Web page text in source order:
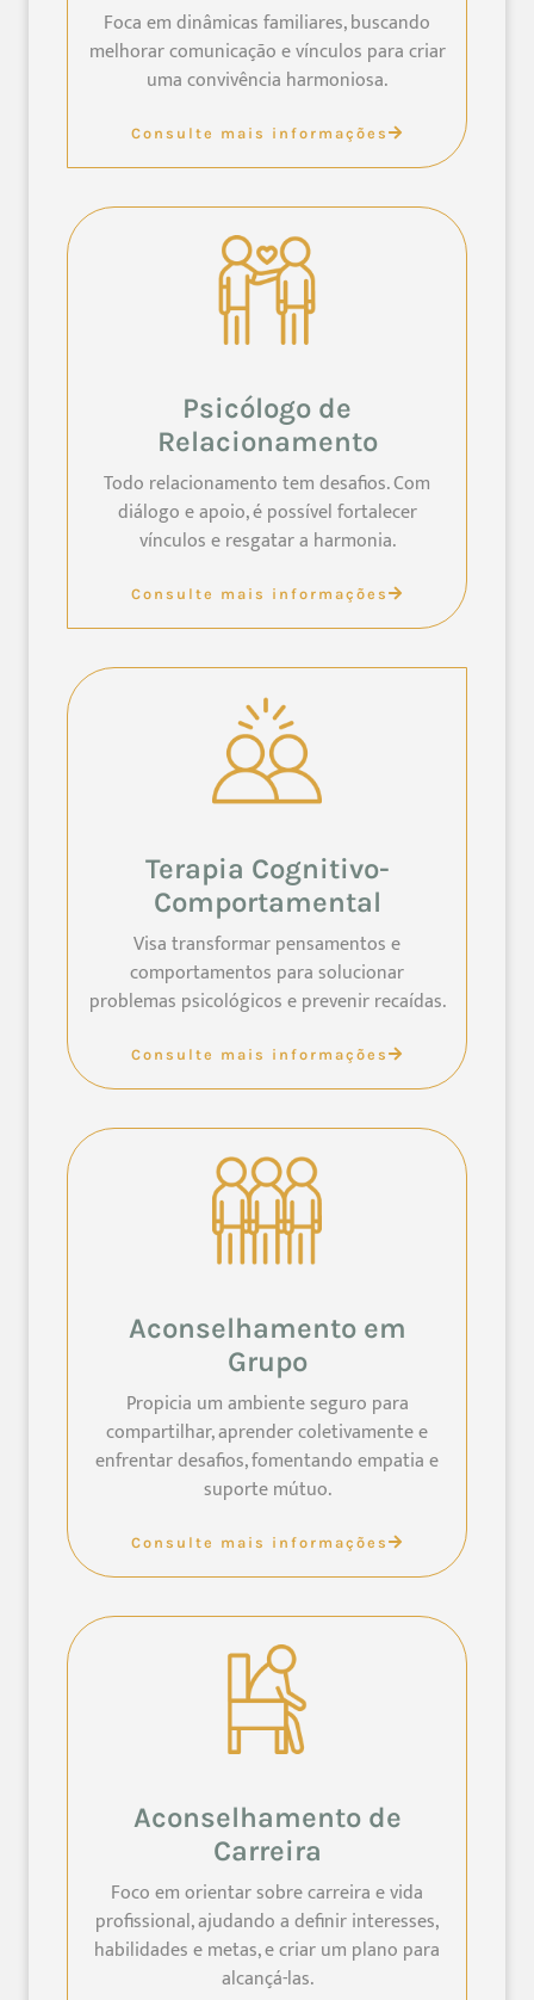
Foca em dinâmicas familiares, buscando
melhorar comunicação e vínculos para criar
uma convivência harmoniosa.
Consulte mais informações
Psicólogo de
Relacionamento
Todo relacionamento tem desafios. Com
diálogo e apoio, é possível fortalecer
vínculos e resgatar a harmonia.
Consulte mais informações
Terapia Cognitivo-
Comportamental
Visa transformar pensamentos e
comportamentos para solucionar
problemas psicológicos e prevenir recaídas.
Consulte mais informações
Aconselhamento em
Grupo
Propicia um ambiente seguro para
compartilhar, aprender coletivamente e
enfrentar desafios, fomentando empatia e
suporte mútuo.
Consulte mais informações
Aconselhamento de
Carreira
Foco em orientar sobre carreira e vida
profissional, ajudando a definir interesses,
habilidades e metas, e criar um plano para
alcançá-las.